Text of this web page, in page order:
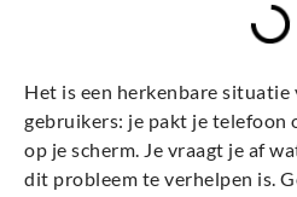
Het is een herkenbare situatie
gebruikers: je pakt je telefoon
op je scherm. Je vraagt je af
dit probleem te verhelpen is.